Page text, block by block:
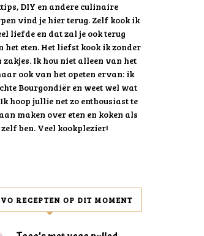
DIY en andere culinaire
vind je hier terug. Zelf kook ik
liefde en dat zal je ook terug
het eten. Het liefst kook ik zonder
zakjes. Ik hou niet alleen van het
ook van het opeten ervan: ik
Bourgondiër en weet wel wat
hoop jullie net zo enthousiast te
maken over eten en koken als
ben. Veel kookplezier!
RECEPTEN OP DIT MOMENT